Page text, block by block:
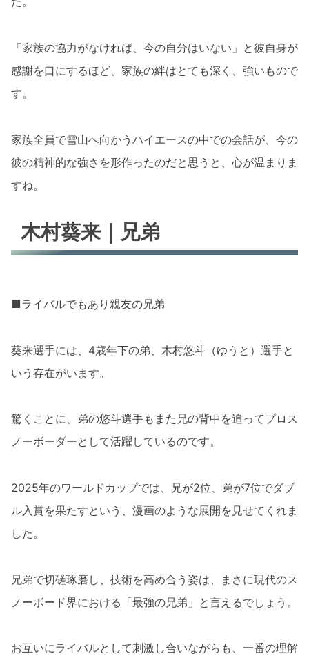
「家族の協力がなければ、今の自分はいない」と彼自身が
感謝を口にするほど、家族の絆はとても深く、強いもので
す。
家族全員で雪山へ向かうハイエースの中での会話が、今の
彼の精神的な強さを形作ったのだと思うと、心が温まりま
すね。
木村葵来｜兄弟
■ライバルでもあり親友の兄弟
葵来選手には、4歳年下の弟、木村悠斗（ゆうと）選手と
いう存在がいます。
驚くことに、弟の悠斗選手もまた兄の背中を追ってプロス
ノーボーダーとして活躍しているのです。
2025年のワールドカップでは、兄が2位、弟が7位でダブ
ル入賞を果たすという、漫画のような展開を見せてくれま
した。
兄弟で切磋琢磨し、技術を高め合う姿は、まさに現代のス
ノーボード界における「最強の兄弟」と言えるでしょう。
お互いにライバルとして刺激し合いながらも、一番の理解